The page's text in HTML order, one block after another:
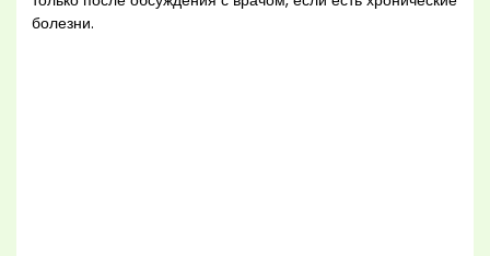
болезни.